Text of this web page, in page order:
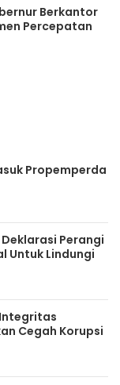
Berkantor
Percepatan
Propemperda
Deklarasi Perangi
Untuk Lindungi
Cegah Korupsi